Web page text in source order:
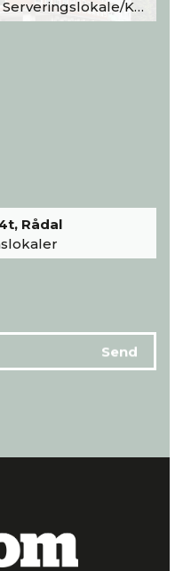
Undervisning/Arrangement
Rådal